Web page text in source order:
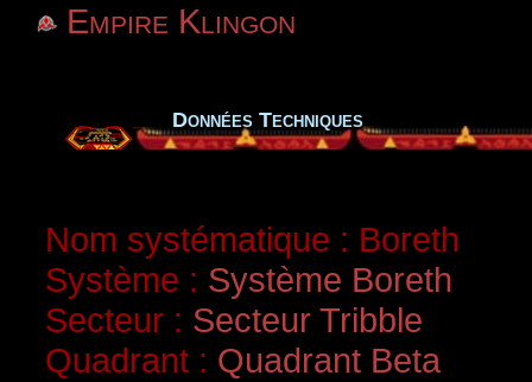
Empire Klingon
Données Techniques
Nom systématique : Boreth
Système : Système Boreth
Secteur : Secteur Tribble
Quadrant : Quadrant Beta